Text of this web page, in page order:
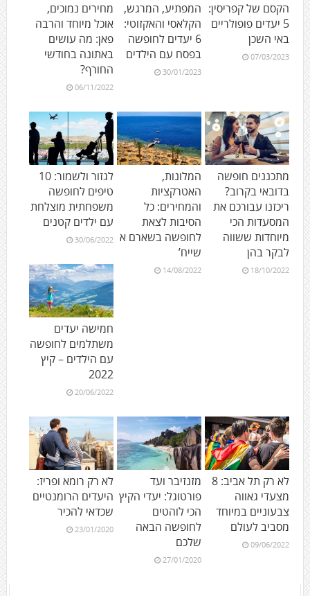
הקסם של קפריסין:
5 יעדים פופולריים
באי השכן
07/03/2023
המפתיע, המרגש,
הקלאסי והאקזוטי:
6 יעדים לחופשה
בפסח עם הילדים
30/01/2023
מחירים נמוכים,
אוכל מיוחד והרבה
פאן: מה עושים
באתונה בחודשי
החורף?
06/11/2022
מתכננים חופשה
בדובאי בקרוב?
ריכזנו עבורכם את
המסעדות הכי
מיוחדות ששווה
לבקר בהן
18/10/2022
המלונות,
האטרקציות
והמחירים: כל
הסיבות לצאת
לחופשה בשארם א
שייח’
14/08/2022
לגזור ולשמור: 10
טיפים לחופשה
משפחתית מוצלחת
עם ילדים קטנים
30/06/2022
חמישה יעדים
משתלמים לחופשה
עם הילדים – קיץ
2022
20/06/2022
לא רק תל אביב: 8
מצעדי גאווה
צבעוניים במיוחד
מסביב לעולם
09/06/2022
מזנזיבר ועד
פורטוגל: יעדי הקיץ
הכי לוהטים
לחופשה הבאה
שלכם
27/01/2020
לא רק רומא ופריז:
היעדים הרומנטיים
שכדאי להכיר
23/01/2020